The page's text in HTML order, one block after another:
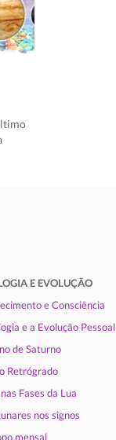
E EVOLUÇÃO
e Consciência
e a Evolução Pessoal
de Saturno
Retrógrado
Fases da Lua
nos signos
mensal